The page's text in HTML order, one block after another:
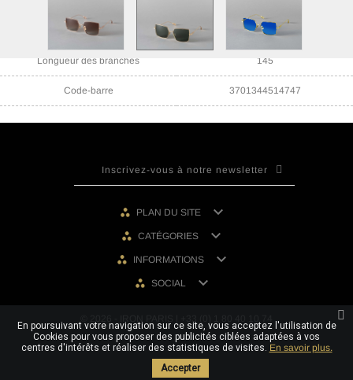
Taille du pont 18
Longueur des branches 145
Code-barre 3701344514747
PLAN DU SITE 
CATÉGORIES 
INFORMATIONS 
SOCIAL 
En poursuivant votre navigation sur ce site, vous acceptez l'utilisation de
Cookies pour vous proposer des publicités ciblées adaptées à vos
centres d'intérêts et réaliser des statistiques de visites. En savoir plus.
Accepter